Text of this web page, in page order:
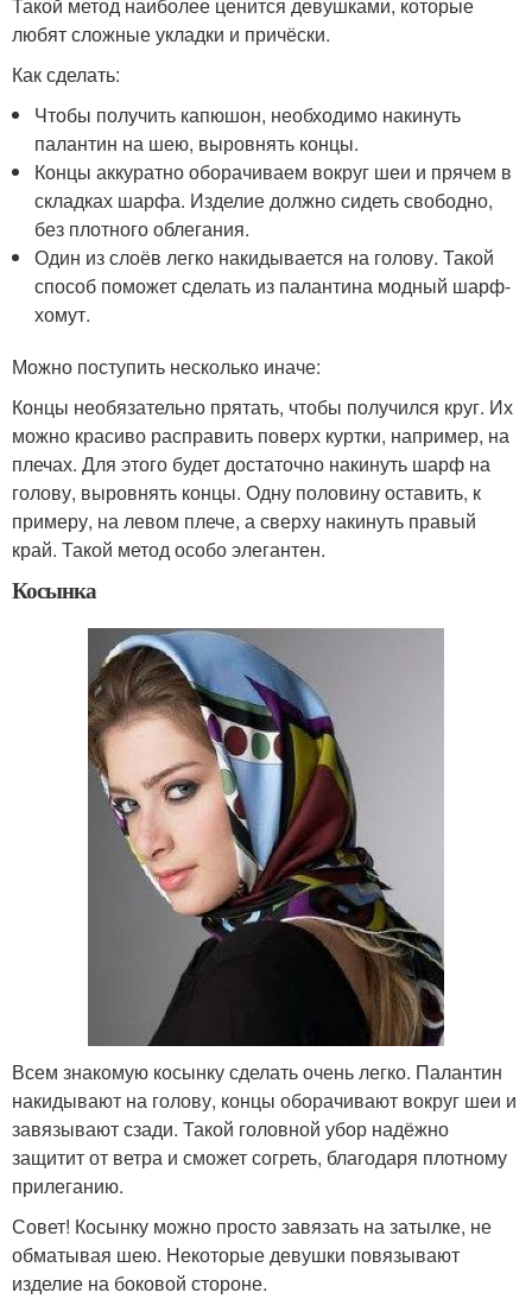
Такой метод наиболее ценится девушками, которые
любят сложные укладки и причёски.
Как сделать:
Чтобы получить капюшон, необходимо накинуть
палантин на шею, выровнять концы.
Концы аккуратно оборачиваем вокруг шеи и прячем в
складках шарфа. Изделие должно сидеть свободно,
без плотного облегания.
Один из слоёв легко накидывается на голову. Такой
способ поможет сделать из палантина модный шарф-
хомут.
Можно поступить несколько иначе:
Концы необязательно прятать, чтобы получился круг. Их
можно красиво расправить поверх куртки, например, на
плечах. Для этого будет достаточно накинуть шарф на
голову, выровнять концы. Одну половину оставить, к
примеру, на левом плече, а сверху накинуть правый
край. Такой метод особо элегантен.
Косынка
Всем знакомую косынку сделать очень легко. Палантин
накидывают на голову, концы оборачивают вокруг шеи и
завязывают сзади. Такой головной убор надёжно
защитит от ветра и сможет согреть, благодаря плотному
прилеганию.
Совет! Косынку можно просто завязать на затылке, не
обматывая шею. Некоторые девушки повязывают
изделие на боковой стороне.